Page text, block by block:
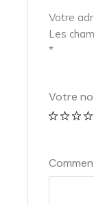
Votre
Les
*
Votre